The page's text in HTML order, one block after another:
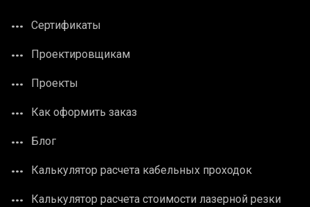
Сертификаты
Проектировщикам
Проекты
Как оформить заказ
Блог
Калькулятор расчета кабельных проходок
Калькулятор расчета стоимости лазерной резки